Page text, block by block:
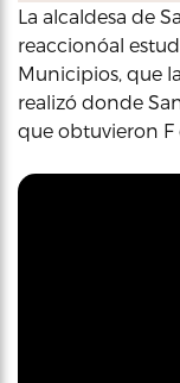
La alcaldesa de
reaccionóal
Municipios, que
realizó donde
que obtuvieron